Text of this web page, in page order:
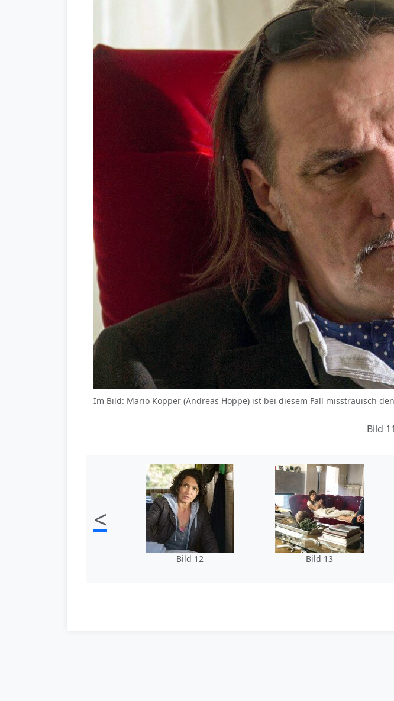
Im Bild: Mario Kopper (Andreas Hoppe) ist bei diesem Fall misstrauisch
Bild
<
Bild 12 Bild 13